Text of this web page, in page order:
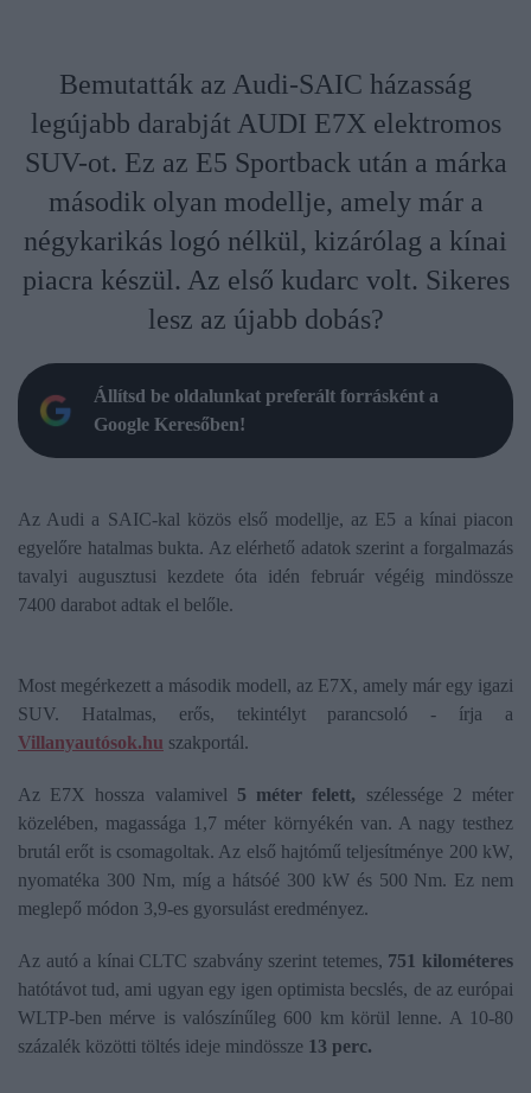
Bemutatták az Audi-SAIC házasság
legújabb darabját AUDI E7X elektromos
SUV-ot. Ez az E5 Sportback után a márka
második olyan modellje, amely már a
négykarikás logó nélkül, kizárólag a kínai
piacra készül. Az első kudarc volt. Sikeres
lesz az újabb dobás?
Állítsd be oldalunkat preferált forrásként a
Google Keresőben!
Az Audi a SAIC-kal közös első modellje, az E5 a kínai piacon
egyelőre hatalmas bukta. Az elérhető adatok szerint a forgalmazás
tavalyi augusztusi kezdete óta idén február végéig mindössze
7400 darabot adtak el belőle.
Most megérkezett a második modell, az E7X, amely már egy igazi
SUV. Hatalmas, erős, tekintélyt parancsoló - írja a
Villanyautósok.hu szakportál.
Az E7X hossza valamivel 5 méter felett, szélessége 2 méter
közelében, magassága 1,7 méter környékén van. A nagy testhez
brutál erőt is csomagoltak. Az első hajtómű teljesítménye 200 kW,
nyomatéka 300 Nm, míg a hátsóé 300 kW és 500 Nm. Ez nem
meglepő módon 3,9-es gyorsulást eredményez.
Az autó a kínai CLTC szabvány szerint tetemes, 751 kilométeres
hatótávot tud, ami ugyan egy igen optimista becslés, de az európai
WLTP-ben mérve is valószínűleg 600 km körül lenne. A 10-80
százalék közötti töltés ideje mindössze 13 perc.